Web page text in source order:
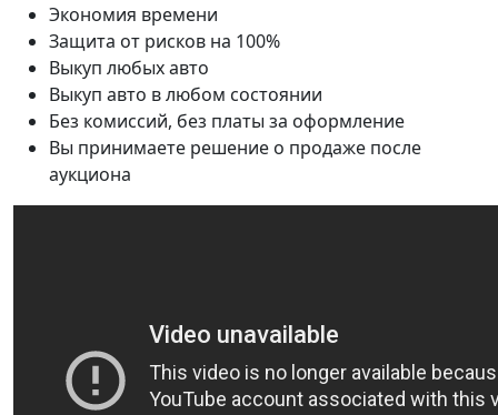
Экономия времени
Защита от рисков на 100%
Выкуп любых авто
Выкуп авто в любом состоянии
Без комиссий, без платы за оформление
Вы принимаете решение о продаже после
аукциона